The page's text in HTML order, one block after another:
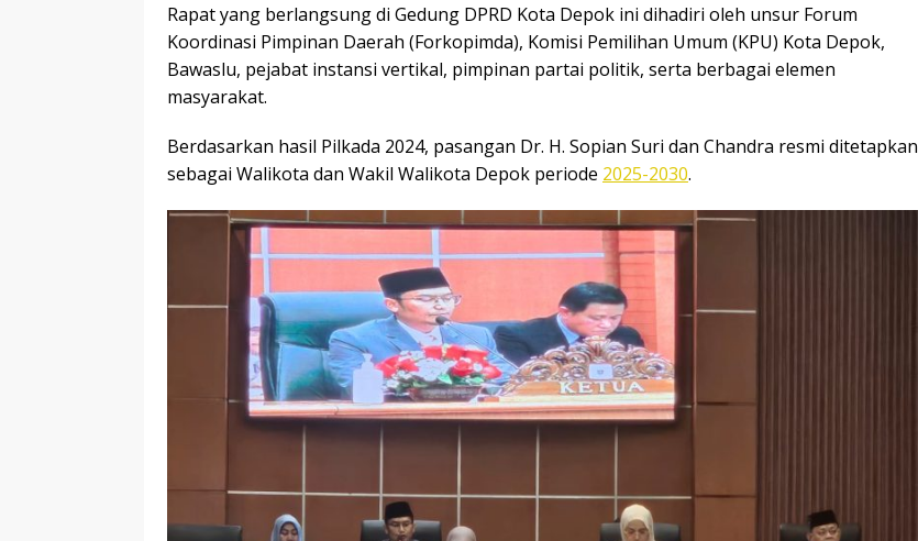
Rapat yang berlangsung di Gedung DPRD Kota Depok ini dihadiri oleh unsur Forum
Koordinasi Pimpinan Daerah (Forkopimda), Komisi Pemilihan Umum (KPU) Kota Depok,
Bawaslu, pejabat instansi vertikal, pimpinan partai politik, serta berbagai elemen
masyarakat.
Berdasarkan hasil Pilkada 2024, pasangan Dr. H. Sopian Suri dan Chandra resmi ditetapkan
sebagai Walikota dan Wakil Walikota Depok periode 2025-2030.